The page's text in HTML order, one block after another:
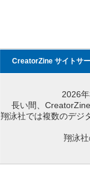
CreatorZine サイトサ
2026
長い間、
翔泳社では複数のデジ
翔泳社